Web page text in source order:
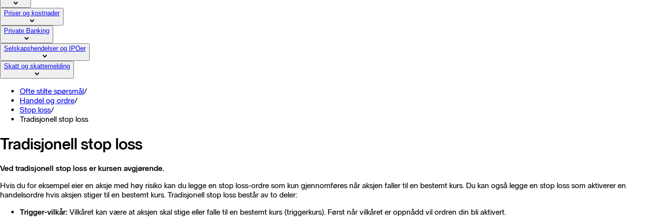
Priser og kostnader
Private Banking
Selskapshendelser og IPOer
Skatt og skattemelding
Ofte stilte spørsmål/
Handel og ordre/
Stop loss/
Tradisjonell stop loss
Tradisjonell stop loss
Ved tradisjonell stop loss er kursen avgjørende.
Hvis du for eksempel eier en aksje med høy risiko kan du legge en stop loss-ordre som kun gjennomføres når aksjen faller til en bestemt kurs. Du kan også legge en stop loss som aktiverer en
handelsordre hvis aksjen stiger til en bestemt kurs. Tradisjonell stop loss består av to deler:
Trigger-vilkår: Vilkåret kan være at aksjen skal stige eller falle til en bestemt kurs (triggerkurs). Først når vilkåret er oppnådd vil ordren din bli aktivert.